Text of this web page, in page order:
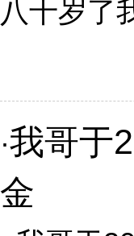
八十岁了
·我哥于
金